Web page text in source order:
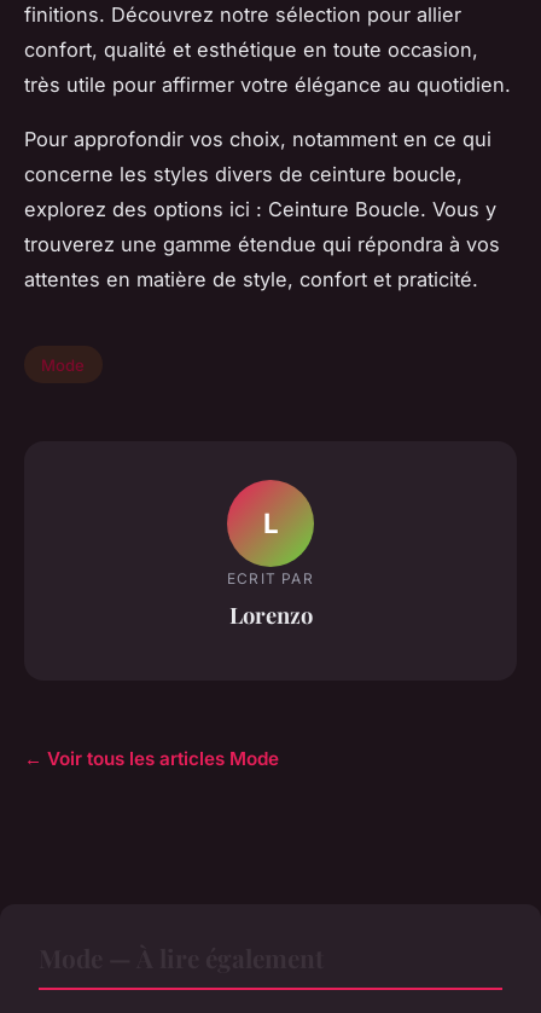
finitions. Découvrez notre sélection pour allier
confort, qualité et esthétique en toute occasion,
très utile pour affirmer votre élégance au quotidien.
Pour approfondir vos choix, notamment en ce qui
concerne les styles divers de ceinture boucle,
explorez des options ici : Ceinture Boucle. Vous y
trouverez une gamme étendue qui répondra à vos
attentes en matière de style, confort et praticité.
Mode
L
ECRIT PAR
Lorenzo
← Voir tous les articles Mode